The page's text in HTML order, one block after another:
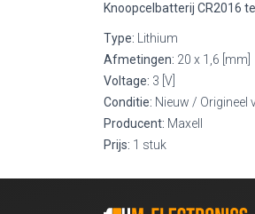
Knoopcelbatterij CR2016
Type: Lithium
Afmetingen: 20 x 1,6 [mm]
Voltage: 3 [V]
Conditie: Nieuw / Origineel
Producent: Maxell
Prijs: 1 stuk